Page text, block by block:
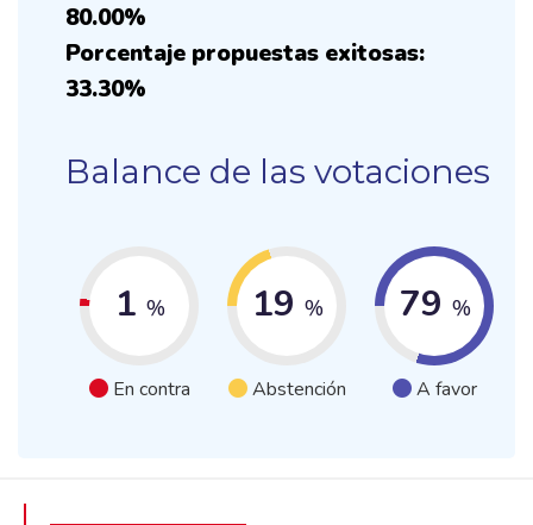
80.00%
Porcentaje propuestas exitosas:
33.30%
Balance de las votaciones
1 %
En contra
19 %
Abstención
79 %
A favor